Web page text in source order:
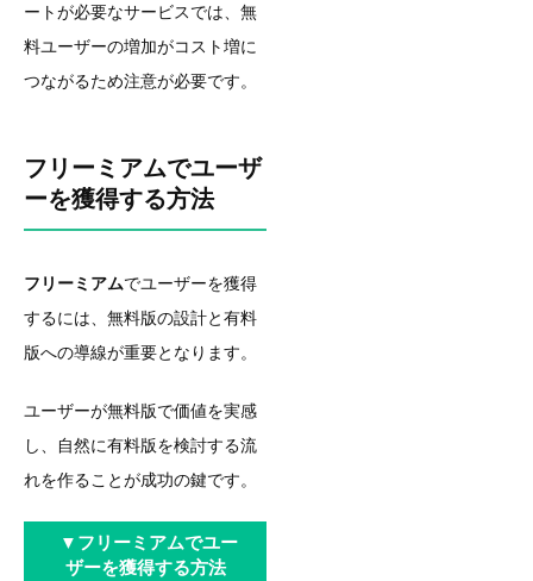
ートが必要なサービスでは、無
料ユーザーの増加がコスト増に
つながるため注意が必要です。
フリーミアムでユーザ
ーを獲得する方法
フリーミアムでユーザーを獲得
するには、無料版の設計と有料
版への導線が重要となります。
ユーザーが無料版で価値を実感
し、自然に有料版を検討する流
れを作ることが成功の鍵です。
▼フリーミアムでユー
ザーを獲得する方法